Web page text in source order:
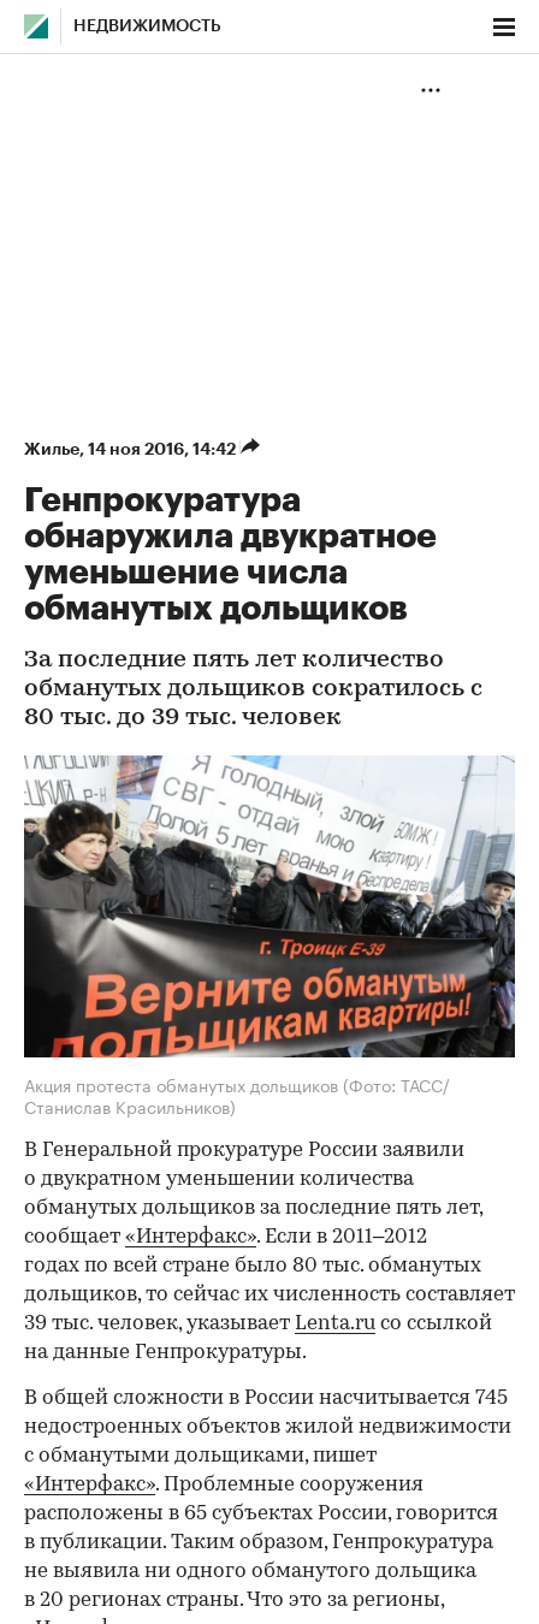
НЕДВИЖИМОСТЬ
Жилье⁠, 14 ноя 2016, 14:42
Генпрокуратура
обнаружила двукратное
уменьшение числа
обманутых дольщиков
За последние пять лет количество
обманутых дольщиков сократилось с
80 тыс. до 39 тыс. человек
Акция протеста обманутых дольщиков (Фото: ТАСС/
Станислав Красильников)
В Генеральной прокуратуре России заявили
о двукратном уменьшении количества
обманутых дольщиков за последние пять лет,
сообщает «Интерфакс». Если в 2011–2012
годах по всей стране было 80 тыс. обманутых
дольщиков, то сейчас их численность составляет
39 тыс. человек, указывает Lenta.ru со ссылкой
на данные Генпрокуратуры.
В общей сложности в России насчитывается 745
недостроенных объектов жилой недвижимости
с обманутыми дольщиками, пишет
«Интерфакс». Проблемные сооружения
расположены в 65 субъектах России, говорится
в публикации. Таким образом, Генпрокуратура
не выявила ни одного обманутого дольщика
в 20 регионах страны. Что это за регионы,